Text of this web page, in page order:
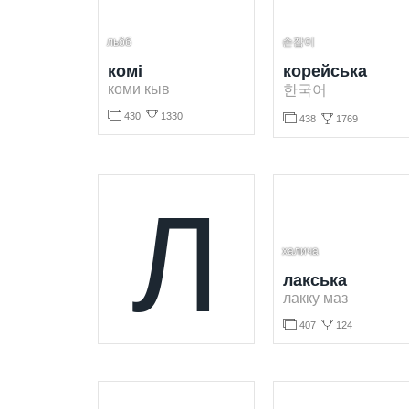
льӧб
комі
коми кыв
 430  1330
손잡이
корейська
한국어
 438 1769
Л халича
лакська
лакку маз
 407 124